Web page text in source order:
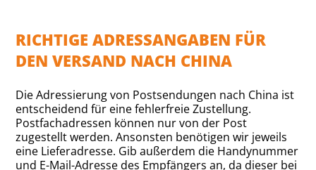
RICHTIGE ADRESSANGABEN FÜR
DEN VERSAND NACH CHINA
Die Adressierung von Postsendungen nach China ist
entscheidend für eine fehlerfreie Zustellung.
Postfachadressen können nur von der Post
zugestellt werden. Ansonsten benötigen wir jeweils
eine Lieferadresse. Gib außerdem die Handynummer
und E-Mail-Adresse des Empfängers an, da dieser bei